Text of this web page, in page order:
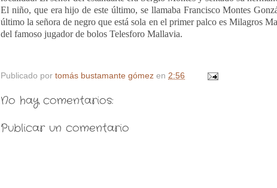
El niño, que era hijo de este último, se llamaba Francisco Montes
último la señora de negro que está sola en el primer palco es Milagros
del famoso jugador de bolos Telesforo Mallavia.
Publicado por tomás bustamante gómez en 2:56
No hay comentarios:
Publicar un comentario